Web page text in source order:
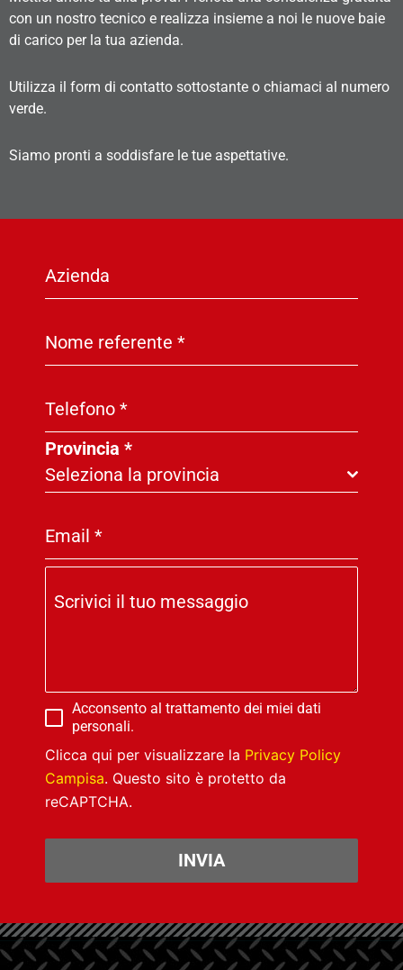
con un nostro tecnico e realizza insieme a noi le nuove baie
di carico per la tua azienda.
Utilizza il form di contatto sottostante o chiamaci al numero
verde.
Siamo pronti a soddisfare le tue aspettative.
Azienda
Nome referente *
Telefono *
Provincia *
Seleziona la provincia
Email *
Scrivici il tuo messaggio
Acconsento al trattamento dei miei dati
personali.
Clicca qui per visualizzare la Privacy Policy
Campisa. Questo sito è protetto da
reCAPTCHA.
INVIA